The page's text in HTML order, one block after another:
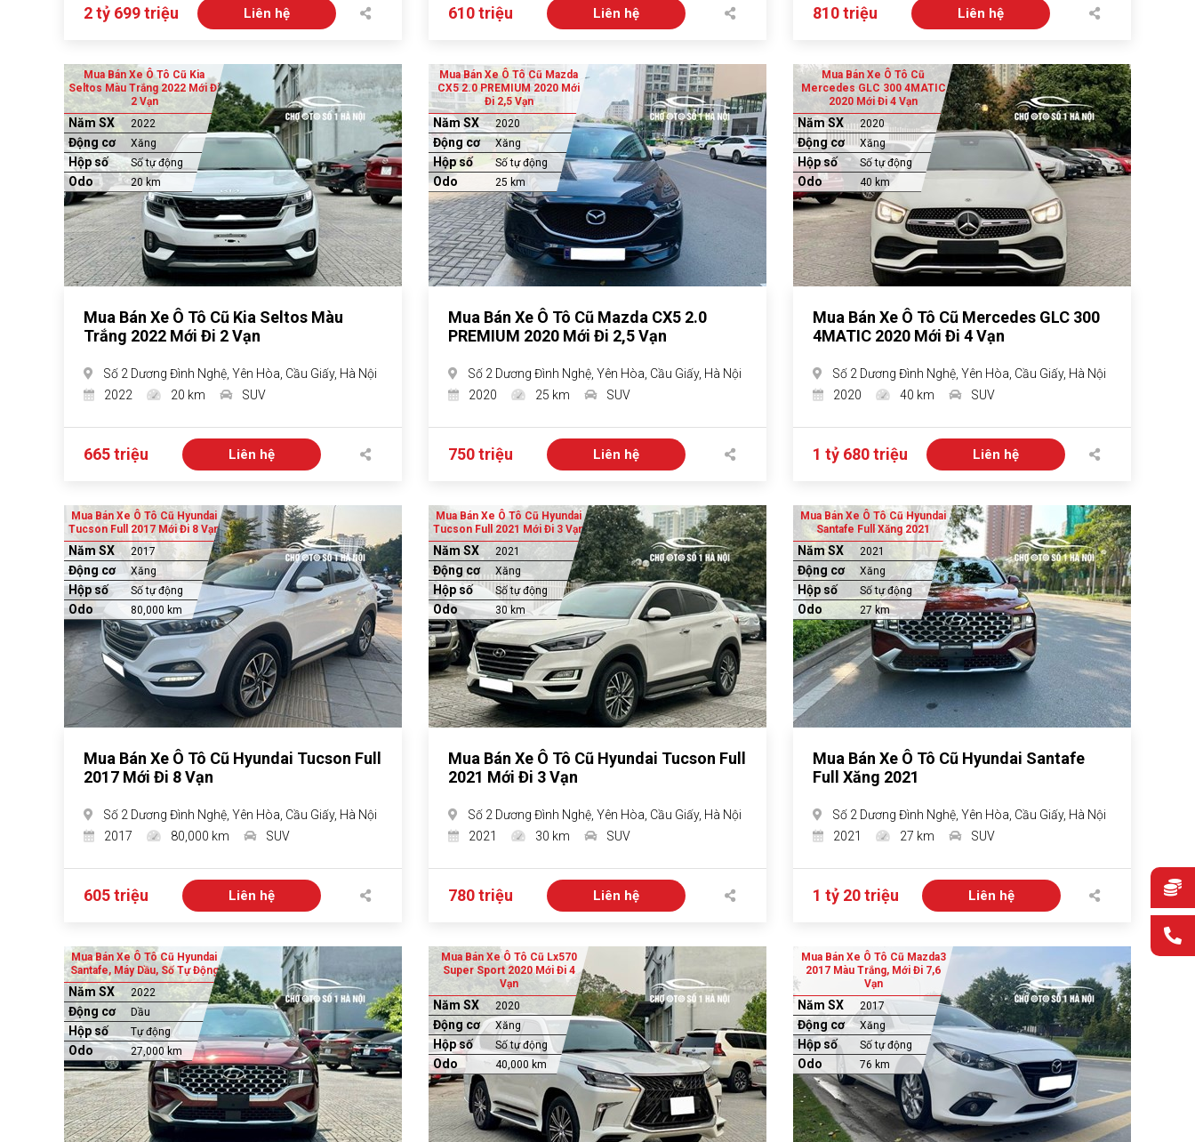
2 tỷ 699 triệu Liên hệ 610 triệu Liên hệ 810 triệu Liên hệ
Mua Bán Xe Ô Tô Cũ Kia
Seltos Màu Trắng 2022 Mới Đi
2 Vạn
Năm SX 2022
Động cơ Xăng
Hộp số Số tự động
Odo 20 km
Mua Bán Xe Ô Tô Cũ Kia Seltos Màu
Trắng 2022 Mới Đi 2 Vạn
Số 2 Dương Đình Nghệ, Yên Hòa, Cầu Giấy, Hà Nội
2022
20 km SUV
665 triệu Liên hệ
Mua Bán Xe Ô Tô Cũ Mazda
CX5 2.0 PREMIUM 2020 Mới
Đi 2,5 Vạn
Năm SX 2020
Động cơ Xăng
Hộp số Số tự động
Odo 25 km
Mua Bán Xe Ô Tô Cũ Mazda CX5 2.0
PREMIUM 2020 Mới Đi 2,5 Vạn
Số 2 Dương Đình Nghệ, Yên Hòa, Cầu Giấy, Hà Nội
2020
25 km SUV
750 triệu Liên hệ
Mua Bán Xe Ô Tô Cũ
Mercedes GLC 300 4MATIC
2020 Mới Đi 4 Vạn
Năm SX 2020
Động cơ Xăng
Hộp số Số tự động
Odo 40 km
Mua Bán Xe Ô Tô Cũ Mercedes GLC 300
4MATIC 2020 Mới Đi 4 Vạn
Số 2 Dương Đình Nghệ, Yên Hòa, Cầu Giấy, Hà Nội
2020
40 km SUV
1 tỷ 680 triệu Liên hệ
Mua Bán Xe Ô Tô Cũ Hyundai
Tucson Full 2017 Mới Đi 8 Vạn
Năm SX 2017
Động cơ Xăng
Hộp số Số tự động
Odo 80,000 km
Mua Bán Xe Ô Tô Cũ Hyundai Tucson Full
2017 Mới Đi 8 Vạn
Số 2 Dương Đình Nghệ, Yên Hòa, Cầu Giấy, Hà Nội
2017
80,000 km SUV
605 triệu Liên hệ
Mua Bán Xe Ô Tô Cũ Hyundai
Tucson Full 2021 Mới Đi 3 Vạn
Năm SX 2021
Động cơ Xăng
Hộp số Số tự động
Odo 30 km
Mua Bán Xe Ô Tô Cũ Hyundai Tucson Full
2021 Mới Đi 3 Vạn
Số 2 Dương Đình Nghệ, Yên Hòa, Cầu Giấy, Hà Nội
2021
30 km SUV
780 triệu Liên hệ
Mua Bán Xe Ô Tô Cũ Hyundai
Santafe Full Xăng 2021
Năm SX 2021
Động cơ Xăng
Hộp số Số tự động
Odo 27 km
Mua Bán Xe Ô Tô Cũ Hyundai Santafe
Full Xăng 2021
Số 2 Dương Đình Nghệ, Yên Hòa, Cầu Giấy, Hà Nội
2021
27 km SUV
1 tỷ 20 triệu Liên hệ
Mua Bán Xe Ô Tô Cũ Hyundai
Santafe, Máy Dầu, Số Tự Động
Năm SX 2022
Động cơ Dầu
Hộp số Tự động
Odo 27,000 km
Mua Bán Xe Ô Tô Cũ Lx570
Super Sport 2020 Mới Đi 4
Vạn
Năm SX 2020
Động cơ Xăng
Hộp số Số tự động
Odo 40,000 km
Mua Bán Xe Ô Tô Cũ Mazda3
2017 Màu Trắng, Mới Đi 7,6
Vạn
Năm SX 2017
Động cơ Xăng
Hộp số Số tự động
Odo 76 km